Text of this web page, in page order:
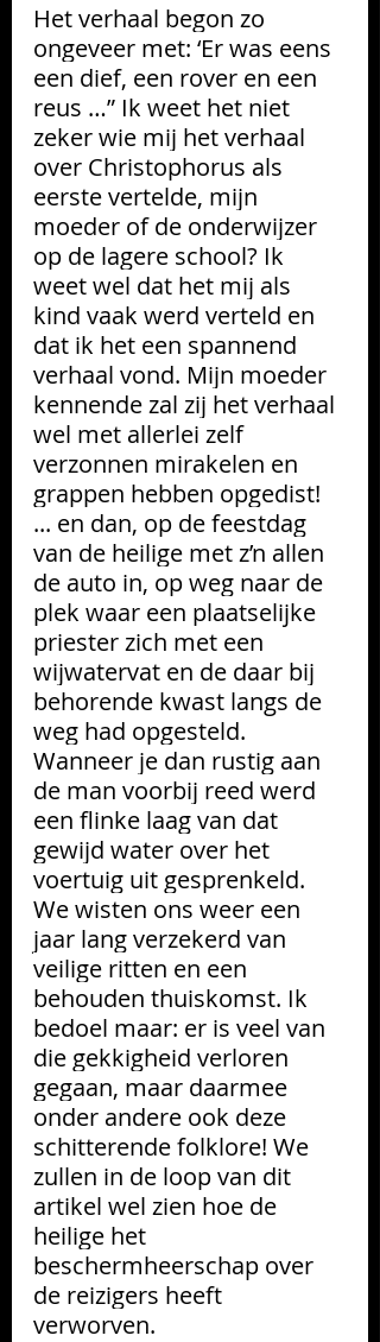
Het verhaal begon zo
ongeveer met: ‘Er was eens
een dief, een rover en een
reus …” Ik weet het niet
zeker wie mij het verhaal
over Christophorus als
eerste vertelde, mijn
moeder of de onderwijzer
op de lagere school? Ik
weet wel dat het mij als
kind vaak werd verteld en
dat ik het een spannend
verhaal vond. Mijn moeder
kennende zal zij het verhaal
wel met allerlei zelf
verzonnen mirakelen en
grappen hebben opgedist!
... en dan, op de feestdag
van de heilige met z’n allen
de auto in, op weg naar de
plek waar een plaatselijke
priester zich met een
wijwatervat en de daar bij
behorende kwast langs de
weg had opgesteld.
Wanneer je dan rustig aan
de man voorbij reed werd
een flinke laag van dat
gewijd water over het
voertuig uit gesprenkeld.
We wisten ons weer een
jaar lang verzekerd van
veilige ritten en een
behouden thuiskomst. Ik
bedoel maar: er is veel van
die gekkigheid verloren
gegaan, maar daarmee
onder andere ook deze
schitterende folklore! We
zullen in de loop van dit
artikel wel zien hoe de
heilige het
beschermheerschap over
de reizigers heeft
verworven.